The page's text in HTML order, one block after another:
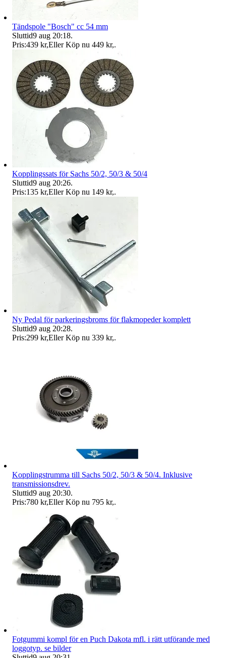
Tändspole "Bosch" cc 54 mm
Sluttid9 aug 20:18.
Pris:439 kr,Eller Köp nu 449 kr,.
Kopplingssats för Sachs 50/2, 50/3 & 50/4
Sluttid9 aug 20:26.
Pris:135 kr,Eller Köp nu 149 kr,.
Ny Pedal för parkeringsbroms för flakmopeder komplett
Sluttid9 aug 20:28.
Pris:299 kr,Eller Köp nu 339 kr,.
Kopplingstrumma till Sachs 50/2, 50/3 & 50/4. Inklusive
transmissionsdrev.
Sluttid9 aug 20:30.
Pris:780 kr,Eller Köp nu 795 kr,.
Fotgummi kompl för en Puch Dakota mfl. i rätt utförande med
loggotyp. se bilder